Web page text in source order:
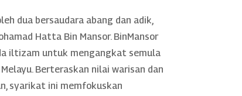
dua bersaudara abang dan adik,
Hatta Bin Mansor. BinMansor
iltizam untuk mengangkat semula
Berteraskan nilai warisan dan
syarikat ini memfokuskan